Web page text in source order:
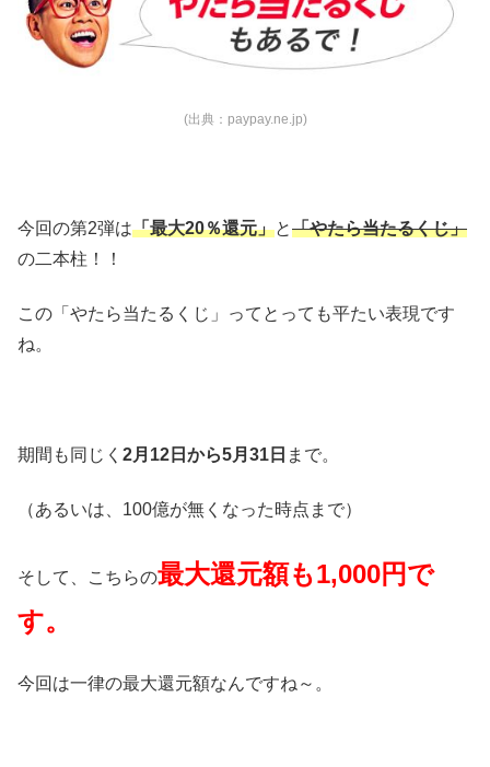
(出典：paypay.ne.jp)
今回の第2弾は「最大20％還元」と「やたら当たるくじ」
の二本柱！！
この「やたら当たるくじ」ってとっても平たい表現です
ね。
期間も同じく 2月12日から5月31日 まで。
（あるいは、100億が無くなった時点まで）
そして、こちらの最大還元額も1,000円で
す。
今回は一律の最大還元額なんですね～。